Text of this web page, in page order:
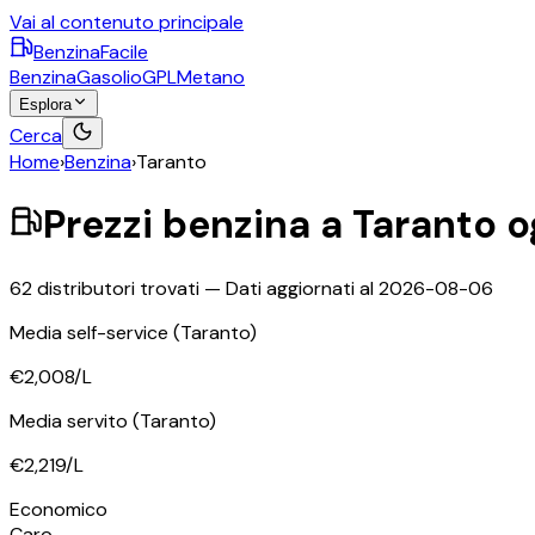
Vai al contenuto principale
BenzinaFacile
BenzinaGasolioGPLMetano
Esplora
Cerca
Home›Benzina›Taranto
Prezzi benzina a Taranto
62distributori trovati — Dati aggiornati al2026-08-06
Media self-service (Taranto)
€2,008/L
Media servito (Taranto)
€2,219/L
Economico